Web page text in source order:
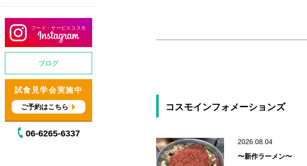
ブログ
試食見学会実施中
ご予約はこちら
06-6265-6337
コスモインフォメーションズ
2026.08.04
〜新作ラーメン〜